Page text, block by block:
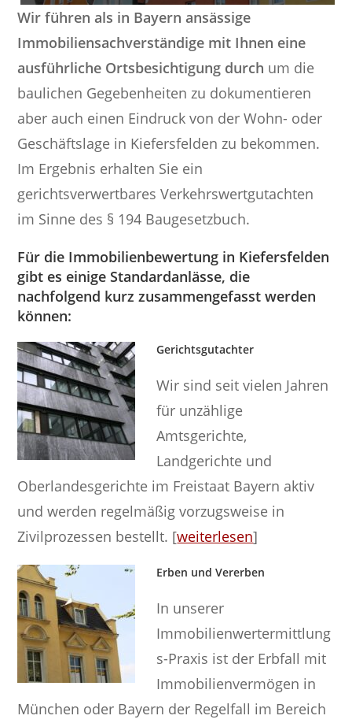
Wir führen als in Bayern ansässige
Immobiliensachverständige mit Ihnen eine
ausführliche Ortsbesichtigung durch um die
baulichen Gegebenheiten zu dokumentieren
aber auch einen Eindruck von der Wohn- oder
Geschäftslage in Kiefersfelden zu bekommen.
Im Ergebnis erhalten Sie ein
gerichtsverwertbares Verkehrswertgutachten
im Sinne des § 194 Baugesetzbuch.
Für die Immobilienbewertung in Kiefersfelden
gibt es einige Standardanlässe, die
nachfolgend kurz zusammengefasst werden
können:
Gerichtsgutachter
Wir sind seit vielen Jahren
für unzählige
Amtsgerichte,
Landgerichte und
Oberlandesgerichte im Freistaat Bayern aktiv
und werden regelmäßig vorzugsweise in
Zivilprozessen bestellt. [weiterlesen]
Erben und Vererben
In unserer
Immobilienwertermittlung
s-Praxis ist der Erbfall mit
Immobilienvermögen in
München oder Bayern der Regelfall im Bereich